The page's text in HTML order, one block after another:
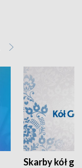
Skarby kół